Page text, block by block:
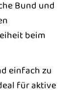
Bund und
beim
einfach zu
für aktive